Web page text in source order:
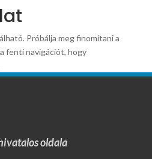
Próbálja meg finomítani a
fenti navigációt, hogy
oldala